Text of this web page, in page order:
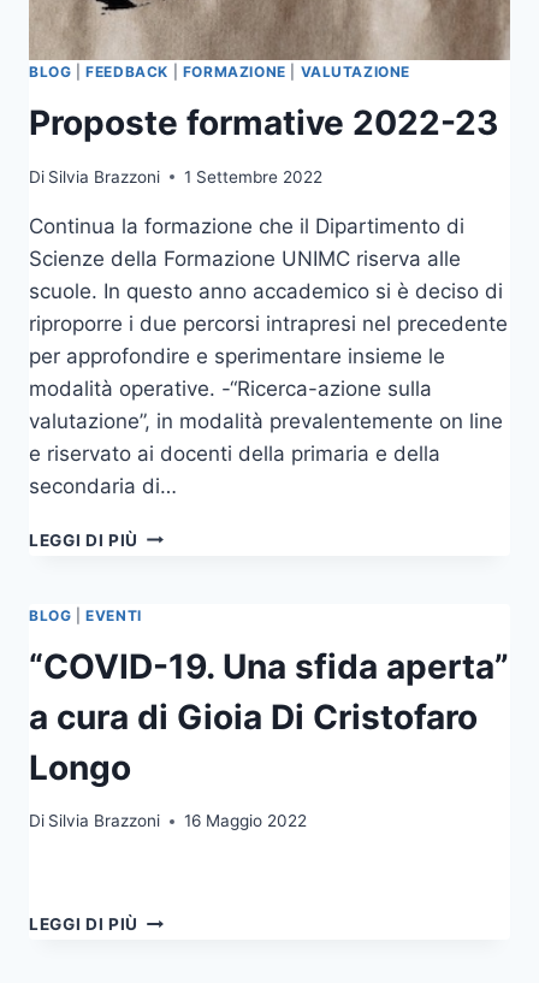
BLOG |FEEDBACK FORMAZIONE VALUTAZIONE
Proposte formative 2022-23
Di Silvia Brazzoni 1 Settembre 2022
Continua la formazione che il Dipartimento di
Scienze della Formazione UNIMC riserva alle
scuole. In questo anno accademico si è deciso di
riproporre i due percorsi intrapresi nel precedente
per approfondire e sperimentare insieme le
modalità operative. -“Ricerca-azione sulla
valutazione”, in modalità prevalentemente on line
e riservato ai docenti della primaria e della
secondaria di…
LEGGI DI PIÙ PROPOSTE
23
BLOG |EVENTI
“COVID-19. Una sfida aperta”
a cura di Gioia Di Cristofaro
Longo
Di Silvia Brazzoni 16 Maggio 2022
LEGGI DI PIÙ “COVID-